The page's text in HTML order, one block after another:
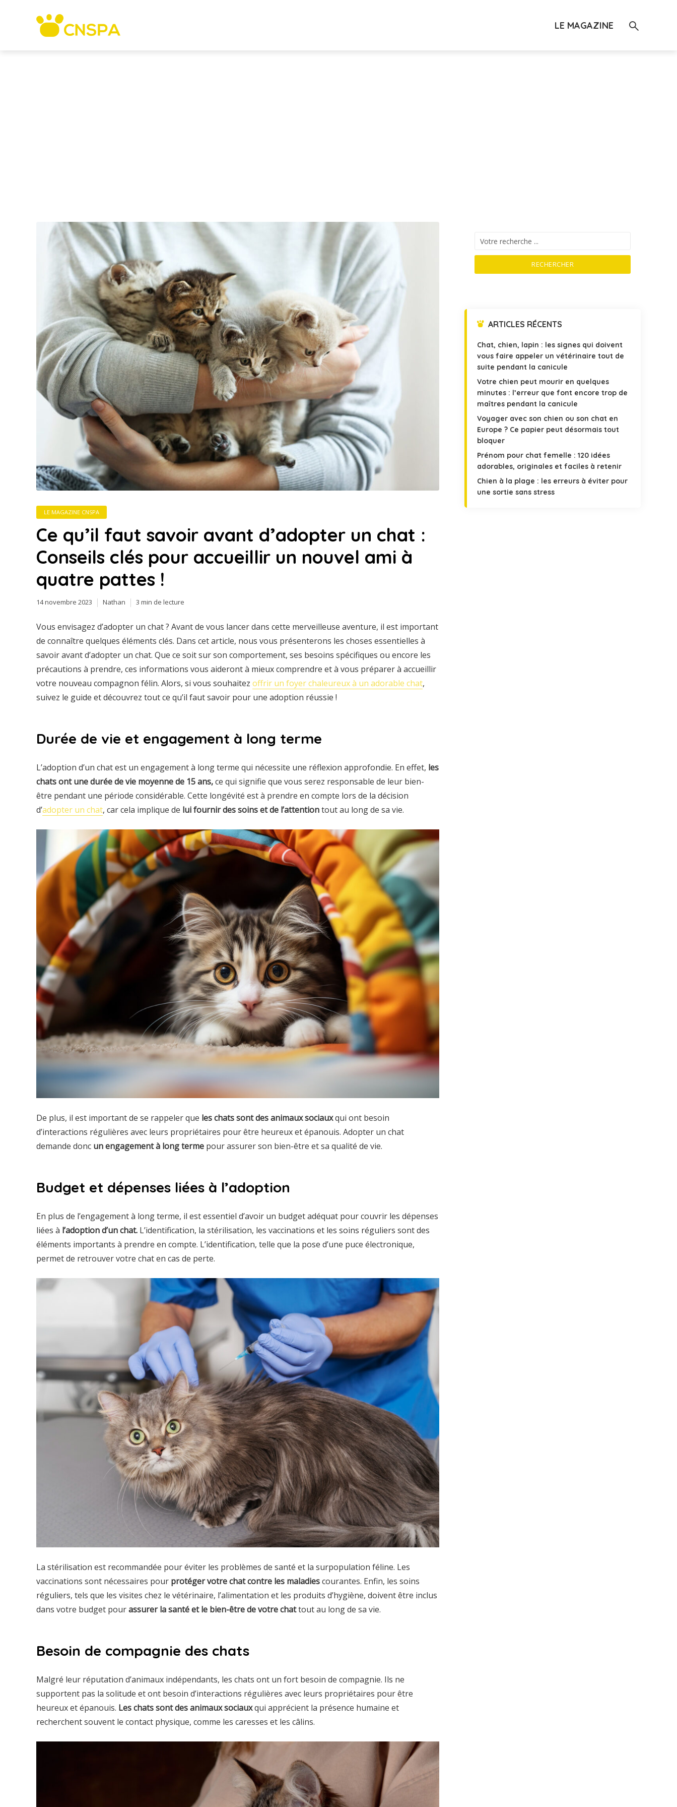
LE MAGAZINE
LE MAGAZINE CNSPA
Ce qu’il faut savoir avant d’adopter un chat :
Conseils clés pour accueillir un nouvel ami à
quatre pattes !
14 novembre 2023 Nathan 3 min de lecture
Vous envisagez d’adopter un chat ? Avant de vous lancer dans cette merveilleuse aventure, il est important
de connaître quelques éléments clés. Dans cet article, nous vous présenterons les choses essentielles à
savoir avant d’adopter un chat. Que ce soit sur son comportement, ses besoins spécifiques ou encore les
précautions à prendre, ces informations vous aideront à mieux comprendre et à vous préparer à accueillir
votre nouveau compagnon félin. Alors, si vous souhaitez offrir un foyer chaleureux à un adorable chat,
suivez le guide et découvrez tout ce qu’il faut savoir pour une adoption réussie !
Durée de vie et engagement à long terme
L’adoption d’un chat est un engagement à long terme qui nécessite une réflexion approfondie. En effet, les
chats ont une durée de vie moyenne de 15 ans,ce qui signifie que vous serez responsable de leur bien-
être pendant une période considérable. Cette longévité est à prendre en compte lors de la décision
d’adopter un chat, car cela implique de lui fournir des soins et de l’attentiontout au long de sa vie.
De plus, il est important de se rappeler que les chats sont des animaux sociauxqui ont besoin
d’interactions régulières avec leurs propriétaires pour être heureux et épanouis. Adopter un chat
demande donc un engagement à long terme pour assurer son bien-être et sa qualité de vie.
Budget et dépenses liées à l’adoption
En plus de l’engagement à long terme, il est essentiel d’avoir un budget adéquat pour couvrir les dépenses
liées à l’adoption d’un chat. L’identification, la stérilisation, les vaccinations et les soins réguliers sont des
éléments importants à prendre en compte. L’identification, telle que la pose d’une puce électronique,
permet de retrouver votre chat en cas de perte.
La stérilisation est recommandée pour éviter les problèmes de santé et la surpopulation féline. Les
vaccinations sont nécessaires pour protéger votre chat contre les maladiescourantes. Enfin, les soins
réguliers, tels que les visites chez le vétérinaire, l’alimentation et les produits d’hygiène, doivent être inclus
dans votre budget pourassurer la santé et le bien-être de votre chattout au long de sa vie.
Besoin de compagnie des chats
Malgré leur réputation d’animaux indépendants, les chats ont un fort besoin de compagnie. Ils ne
supportent pas la solitude et ont besoin d’interactions régulières avec leurs propriétaires pour être
heureux et épanouis. Les chats sont des animaux sociauxqui apprécient la présence humaine et
recherchent souvent le contact physique, comme les caresses et les câlins.
RECHERCHER
ARTICLES RÉCENTS
Chat, chien, lapin : les signes qui doivent
vous faire appeler un vétérinaire tout de
suite pendant la canicule
Votre chien peut mourir en quelques
minutes : l’erreur que font encore trop de
maîtres pendant la canicule
Voyager avec son chien ou son chat en
Europe ? Ce papier peut désormais tout
bloquer
Prénom pour chat femelle : 120 idées
adorables, originales et faciles à retenir
Chien à la plage : les erreurs à éviter pour
une sortie sans stress